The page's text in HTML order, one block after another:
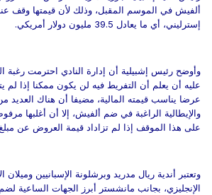
إسترليني، أي ما يعادل 39.5 مليون دولار أمريكي.
وأوضح رئيس إشبيلية أن إدارة النادي احترمت رغبة
عليه أن يعلم أن التفريط فيه لن يكون ممكنا إذا لم
عرضا يناسب قيمته المالية، مضيفا أن هناك العديد من
والإيطالية الراغبة في ضم ألفيش، إلا أن أغلبها
على هذا الموقف إذا لم تزاداد قيمة العروض عن مبلغ 49.5 مليون دولار.
وتعتبر أندية ريال مدريد وبرشلونة الإسبانيين وميلان
الإنجليزي، بجانب مانشستر أبرز الجهات الساعية